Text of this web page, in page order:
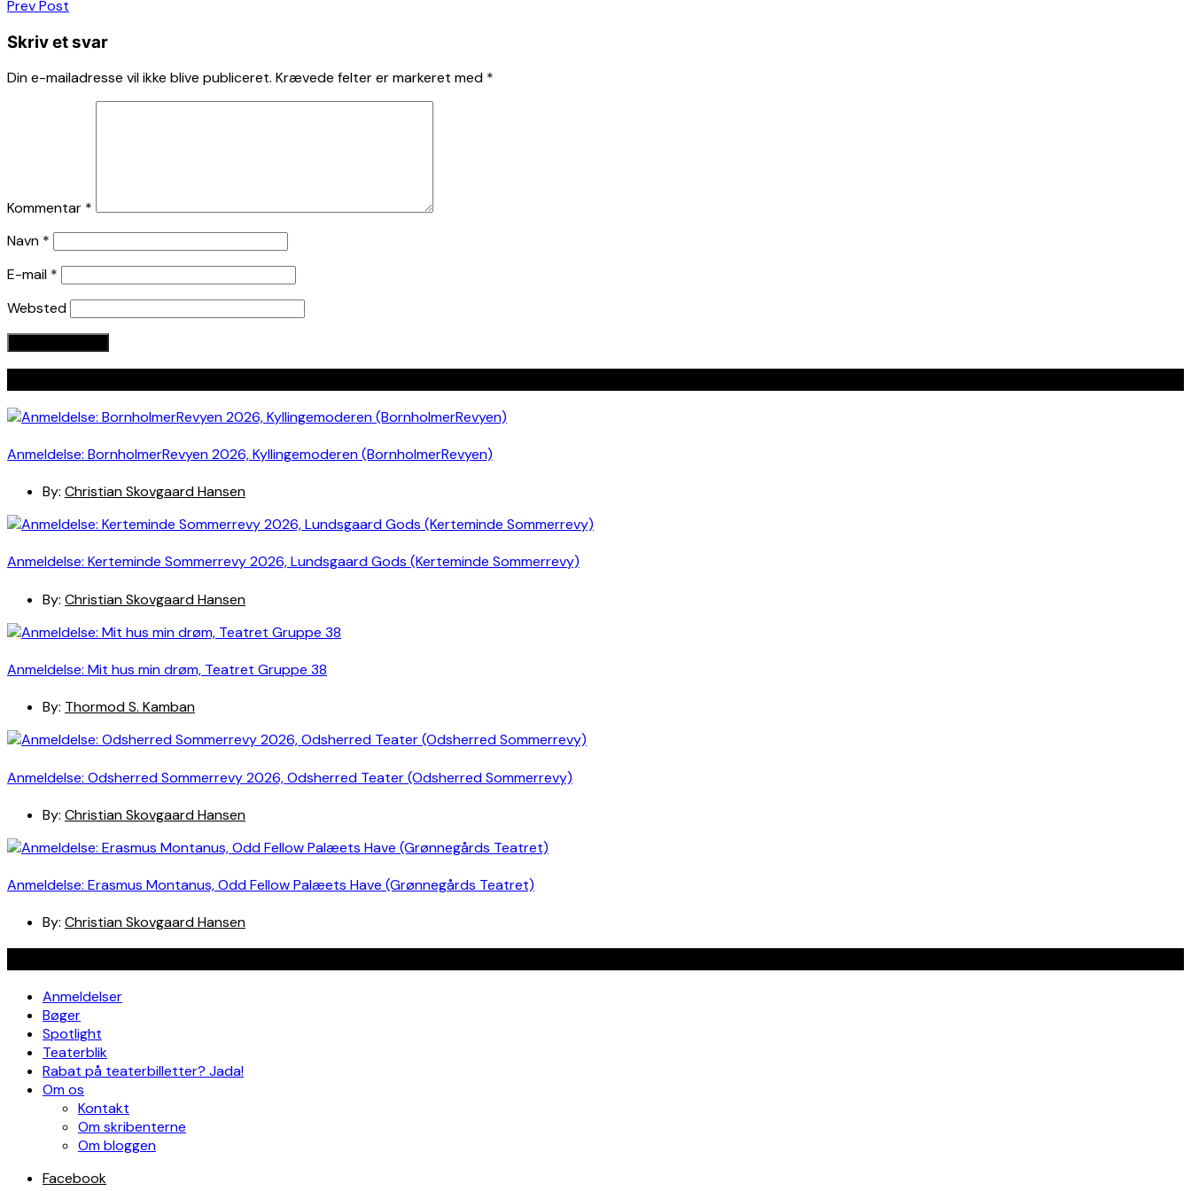
Indlægsnavigation
Prev Post
Skriv et svar
Din e-mailadresse vil ikke blive publiceret. Krævede felter er markeret med *
Kommentar *
Navn *
E-mail *
Websted
Anmeldelse: BornholmerRevyen 2026, Kyllingemoderen (BornholmerRevyen)
By: Christian Skovgaard Hansen
Anmeldelse: Kerteminde Sommerrevy 2026, Lundsgaard Gods (Kerteminde Sommerrevy)
By: Christian Skovgaard Hansen
Anmeldelse: Mit hus min drøm, Teatret Gruppe 38
By: Thormod S. Kamban
Anmeldelse: Odsherred Sommerrevy 2026, Odsherred Teater (Odsherred Sommerrevy)
By: Christian Skovgaard Hansen
Anmeldelse: Erasmus Montanus, Odd Fellow Palæets Have (Grønnegårds Teatret)
By: Christian Skovgaard Hansen
Anmeldelser
Bøger
Spotlight
Teaterblik
Rabat på teaterbilletter? Jada!
Om os
Kontakt
Om skribenterne
Om bloggen
Facebook